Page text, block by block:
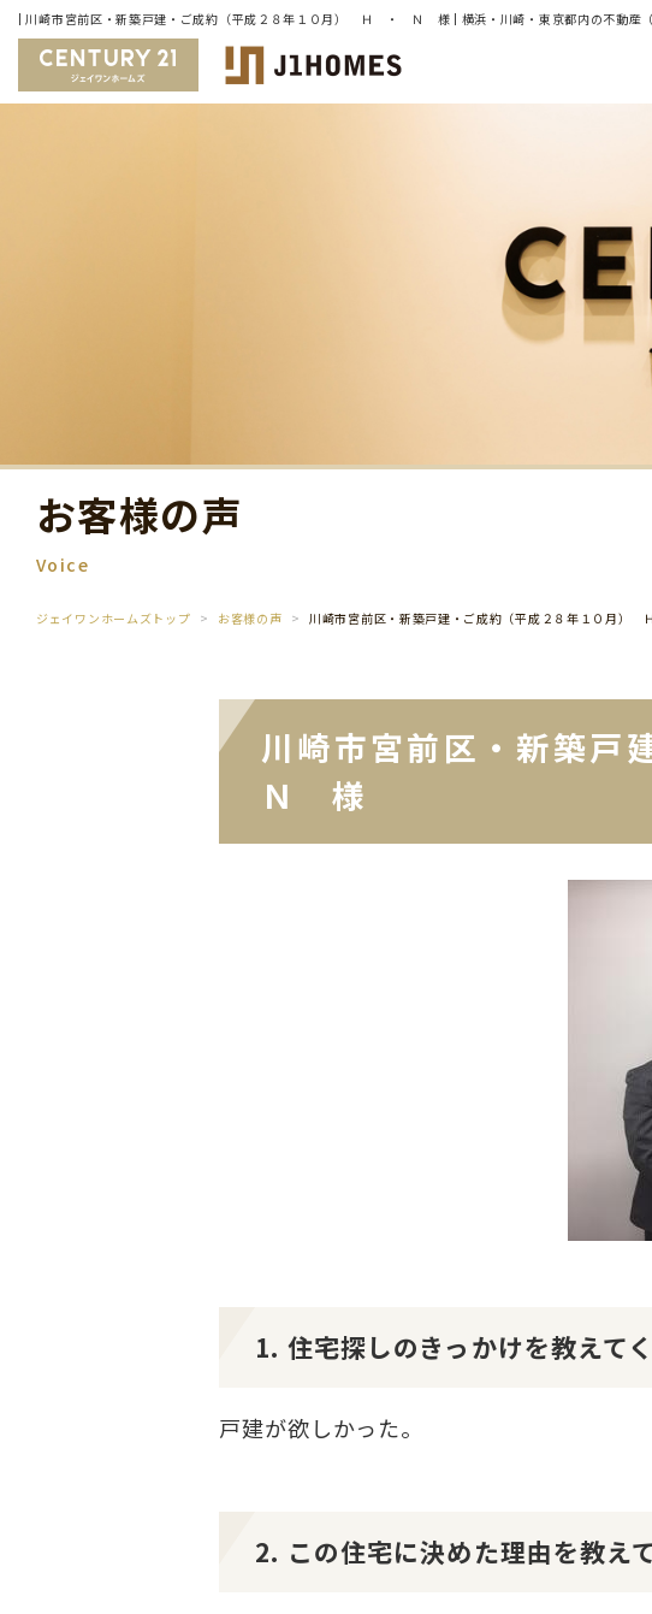
お客様の声
Voice
ジェイワンホームズトップ お客様の声 川崎市宮前区・新築戸建・ご成約（平成２８年１０月
川崎市宮前区・新築
Ｎ 様
1. 住宅探しのきっかけを教えて
戸建が欲しかった。
2. この住宅に決めた理由を教え